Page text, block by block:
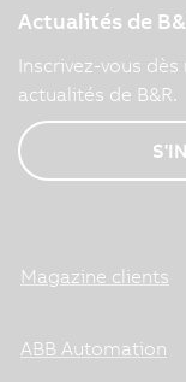
Actualités de
Inscrivez-vous
actualités de B&R.
Magazine clients
ABB Automation